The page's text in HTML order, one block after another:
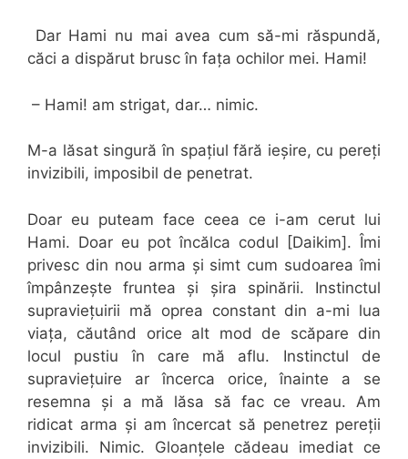
Dar Hami nu mai avea cum să-mi răspundă,
căci a dispărut brusc în fața ochilor mei. Hami!
– Hami! am strigat, dar… nimic.
M-a lăsat singură în spațiul fără ieșire, cu pereți
invizibili, imposibil de penetrat.
Doar eu puteam face ceea ce i-am cerut lui
Hami. Doar eu pot încălca codul [Daikim]. Îmi
privesc din nou arma și simt cum sudoarea îmi
împânzește fruntea și șira spinării. Instinctul
supraviețuirii mă oprea constant din a-mi lua
viața, căutând orice alt mod de scăpare din
locul pustiu în care mă aflu. Instinctul de
supraviețuire ar încerca orice, înainte a se
resemna și a mă lăsa să fac ce vreau. Am
ridicat arma și am încercat să penetrez pereții
invizibili. Nimic. Gloanțele cădeau imediat ce